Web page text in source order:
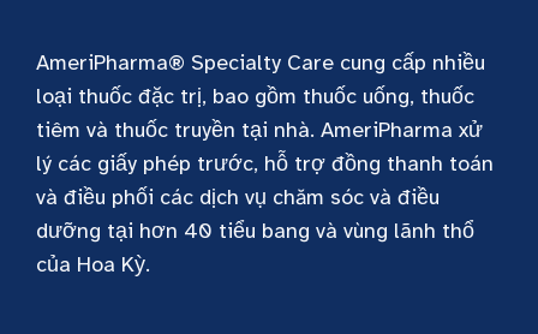
AmeriPharma® Specialty Care cung cấp nhiều
loại thuốc đặc trị, bao gồm thuốc uống, thuốc
tiêm và thuốc truyền tại nhà. AmeriPharma xử
lý các giấy phép trước, hỗ trợ đồng thanh toán
và điều phối các dịch vụ chăm sóc và điều
dưỡng tại hơn 40 tiểu bang và vùng lãnh thổ
của Hoa Kỳ.